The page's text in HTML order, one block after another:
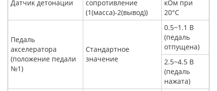
Датчик детонации
сопротивление
(1(масса)-2(вывод))
кОм при
20°С
Педаль
акселератора
(положение педали
№1)
Стандартное
значение
0.5~1.1 В
(педаль
отпущена)
2.5~4.5 В
(педаль
нажата)